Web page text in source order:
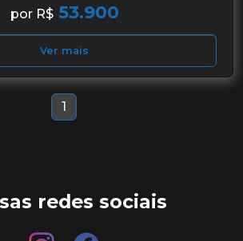
por R$ 53.900
Ver mais
1
redes sociais